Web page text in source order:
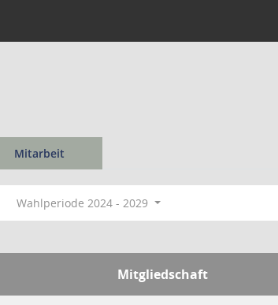
Mitarbeit
Wahlperiode 2024 - 2029
Mitgliedschaft